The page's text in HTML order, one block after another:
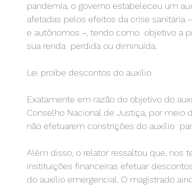
pandemia, o governo estabeleceu um
afetadas pelos efeitos da crise sanitária
e autônomos –, tendo como  objetivo a
sua renda  perdida ou diminuída.
Lei proíbe descontos do auxílio
Exatamente em razão do objetivo do
Conselho Nacional de Justiça, por meio
não efetuarem constrições do auxílio
Além disso, o relator ressaltou que, nos
instituições financeiras efetuar
do auxílio emergencial. O magistrado